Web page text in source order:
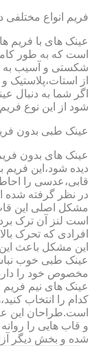
فریم انواع مختلفی
است که به طور
شکستی و آسیب به
از استات،پلاستیک
اگر شما به دنبال
شود از این نوع
عینک طبی بدون
عینک های بدون
دیده شود،این
قابی،عدسی را
در نظر گرفته
مشکل اصلی این
است لنز آن ترک
افرادی که تحرک
این مشکل باعث
عینک طبی خوب
مخصوص خود را
عینک های نیم فریم
کدام را انتخاب
است.طراحان این
و قاب هایی را
شده و بخش دیگر